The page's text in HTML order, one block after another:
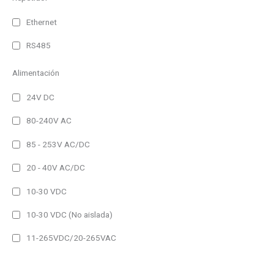
IP41
IP41 (Alto brillo)
IP44
IP65 (Alto brillo)
25A
40A
80A
Ethernet
RS485
Alimentación
24V DC
80-240V AC
85 - 253V AC/DC
20 - 40V AC/DC
10-30 VDC
10-30 VDC (No aislada)
11-265VDC/20-265VAC